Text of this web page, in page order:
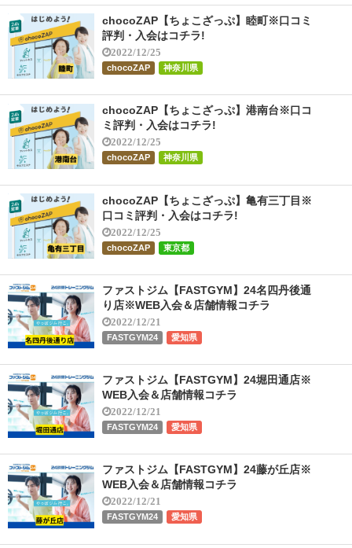
chocoZAP【ちょこざっぷ】睦町※口コミ
評判・入会はコチラ!
2022/12/25
chocoZAP 神奈川県
chocoZAP【ちょこざっぷ】港南台※口コ
ミ評判・入会はコチラ!
2022/12/25
chocoZAP 神奈川県
chocoZAP【ちょこざっぷ】亀有三丁目※
口コミ評判・入会はコチラ!
2022/12/25
chocoZAP 東京都
ファストジム【FASTGYM】24名四丹後通
り店※WEB入会＆店舗情報コチラ
2022/12/21
FASTGYM24 愛知県
ファストジム【FASTGYM】24堀田通店※
WEB入会＆店舗情報コチラ
2022/12/21
FASTGYM24 愛知県
ファストジム【FASTGYM】24藤が丘店※
WEB入会＆店舗情報コチラ
2022/12/21
FASTGYM24 愛知県